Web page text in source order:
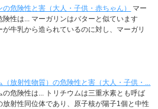
の危険性と害（大人・子供・赤ちゃん）
マー
険性は... マーガリンはバターと似ています
が牛乳から造られているのに対し、マーガリ
（放射性物質）の危険性と害（大人・子供・...
の危険性は... トリチウムは三重水素とも呼ば
放射性同位体であり、原子核が陽子1個と中性